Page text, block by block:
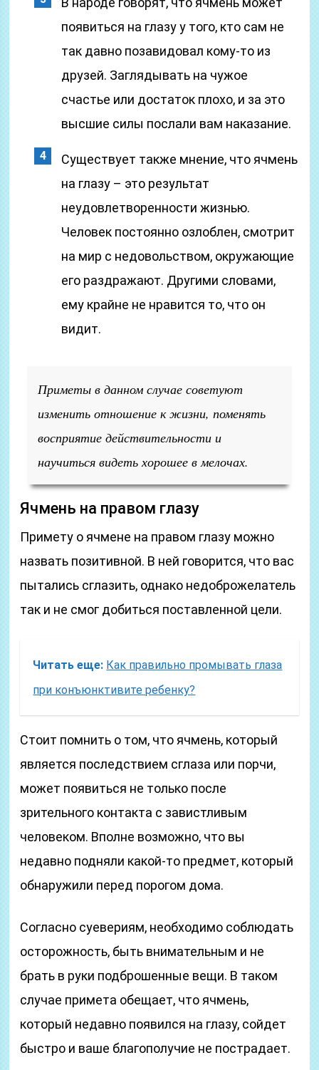
появиться на глазу у того, кто сам не
так давно позавидовал кому-то из
друзей. Заглядывать на чужое
счастье или достаток плохо, и за это
высшие силы послали вам наказание.
Существует также мнение, что ячмень
на глазу – это результат
неудовлетворенности жизнью.
Человек постоянно озлоблен, смотрит
на мир с недовольством, окружающие
его раздражают. Другими словами,
ему крайне не нравится то, что он
видит.
Приметы в данном случае советуют
изменить отношение к жизни, поменять
восприятие действительности и
научиться видеть хорошее в мелочах.
Ячмень на правом глазу
Примету о ячмене на правом глазу можно
назвать позитивной. В ней говорится, что вас
пытались сглазить, однако недоброжелатель
так и не смог добиться поставленной цели.
Читать еще: Как правильно промывать глаза
при конъюнктивите ребенку?
Стоит помнить о том, что ячмень, который
является последствием сглаза или порчи,
может появиться не только после
зрительного контакта с завистливым
человеком. Вполне возможно, что вы
недавно подняли какой-то предмет, который
обнаружили перед порогом дома.
Согласно суевериям, необходимо соблюдать
осторожность, быть внимательным и не
брать в руки подброшенные вещи. В таком
случае примета обещает, что ячмень,
который недавно появился на глазу, сойдет
быстро и ваше благополучие не пострадает.